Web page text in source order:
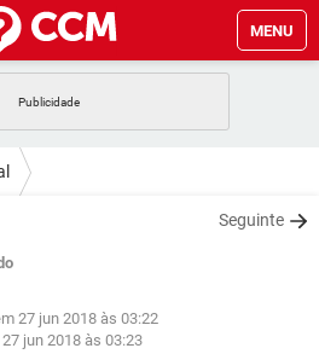
MENU
GMAIL
EXCEL
WHATSAPP
Seguinte
27 jun 2018 às 03:22
27 jun 2018 às 03:23